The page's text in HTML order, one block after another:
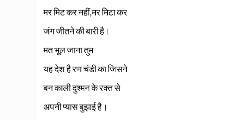
मर मिट कर नहीं,मर मिटा कर
जंग जीतने की बारी है।
मत भूल जाना तुम
यह देश है रण चंडी का जिसने
बन काली दुश्मन के रक्त से
अपनी प्यास बुझाई है।